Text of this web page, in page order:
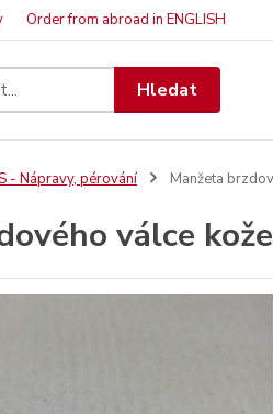
Order from abroad in ENGLISH
Hledat
- Nápravy, pérování Manžeta
válce